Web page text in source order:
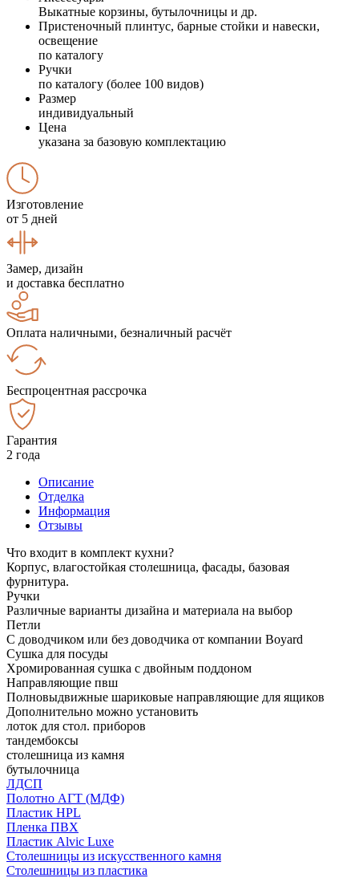
Выкатные корзины, бутылочницы и др.
Пристеночный плинтус, барные стойки и навески,
освещение
по каталогу
Ручки
по каталогу (более 100 видов)
Размер
индивидуальный
Цена
указана за базовую комплектацию
Изготовление
от 5 дней
Замер, дизайн
и доставка бесплатно
Оплата наличными, безналичный расчёт
Беспроцентная рассрочка
Гарантия
2 года
Описание
Отделка
Информация
Отзывы
Что входит в комплект кухни?
Корпус, влагостойкая столешница, фасады, базовая
фурнитура.
Ручки
Различные варианты дизайна и материала на выбор
Петли
С доводчиком или без доводчика от компании Boyard
Сушка для посуды
Хромированная сушка с двойным поддоном
Направляющие пвш
Полновыдвижные шариковые направляющие для ящиков
Дополнительно можно установить
лоток для стол. приборов
тандембоксы
столешница из камня
бутылочница
ЛДСП
Полотно АГТ (МДФ)
Пластик HPL
Пленка ПВХ
Пластик Alvic Luxe
Столешницы из искусственного камня
Столешницы из пластика